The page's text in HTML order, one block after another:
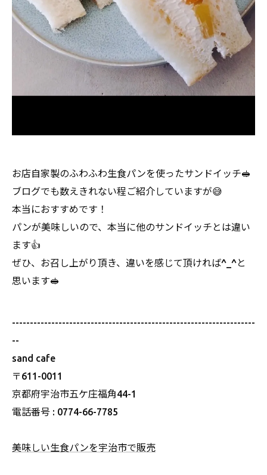
お店自家製のふわふわ生食パンを使ったサンドイッチ🥪
ブログでも数えきれない程ご紹介していますが😅
本当におすすめです！
パンが美味しいので、本当に他のサンドイッチとは違い
ます👍
ぜひ、お召し上がり頂き、違いを感じて頂ければ^_^と
思います🥪
--------------------------------------------------------------------
--
sand cafe
〒611-0011
京都府宇治市五ケ庄福角44-1
電話番号 : 0774-66-7785
美味しい生食パンを宇治市で販売